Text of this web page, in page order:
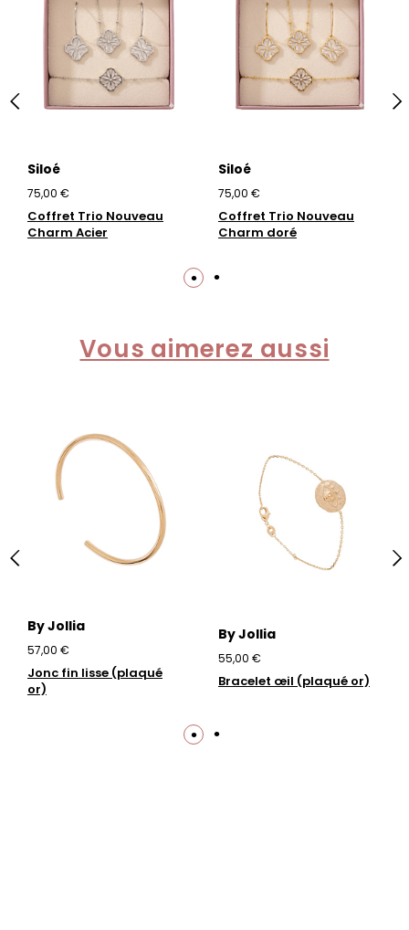
Siloé
75,00 €
Coffret Trio Nouveau
Charm Acier
Siloé
75,00 €
Coffret Trio Nouveau
Charm doré
Vous aimerez aussi
By Jollia
57,00 €
Jonc fin lisse (plaqué
or)
By Jollia
55,00 €
Bracelet œil (plaqué or)